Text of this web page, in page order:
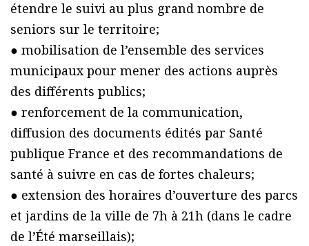
étendre le suivi au plus grand nombre de
seniors sur le territoire;
● mobilisation de l’ensemble des services
municipaux pour mener des actions auprès
des différents publics;
● renforcement de la communication,
diffusion des documents édités par Santé
publique France et des recommandations de
santé à suivre en cas de fortes chaleurs;
● extension des horaires d’ouverture des parcs
et jardins de la ville de 7h à 21h (dans le cadre
de l’Été marseillais);